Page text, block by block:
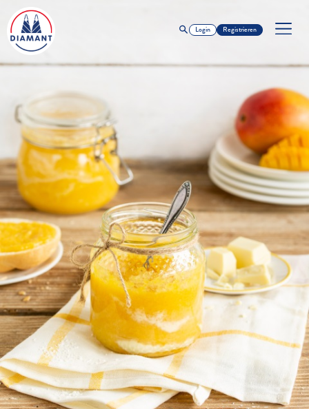
Login Registrieren